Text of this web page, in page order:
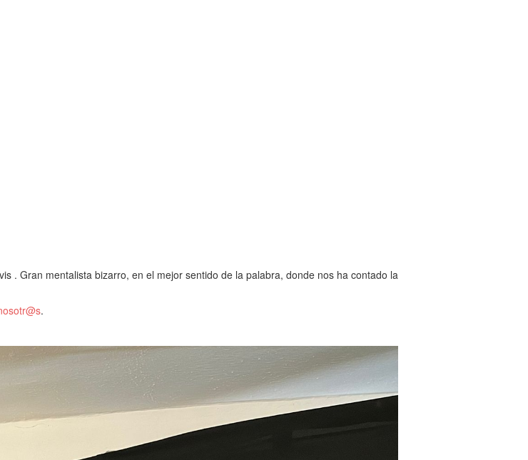
. Gran mentalista bizarro, en el mejor sentido de la palabra, donde nos ha contado la
.